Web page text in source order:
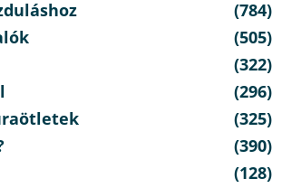
(784)
(505)
(322)
(296)
(325)
(390)
(128)